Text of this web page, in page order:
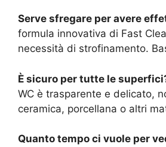
Serve sfregare per avere
formula innovativa di Fast
necessità di strofinamento.
È sicuro per tutte le
WC è trasparente e delicato,
ceramica, porcellana o altri
Quanto tempo ci vuole per